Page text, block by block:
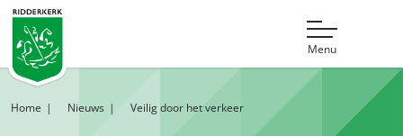
Menu
Home Nieuws Veilig door het verkeer